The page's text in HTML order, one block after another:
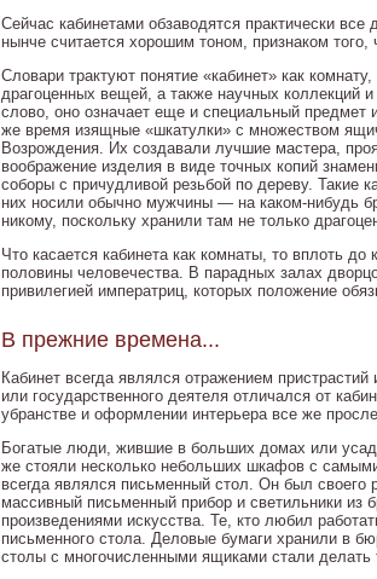
Сейчас кабинетами обзаводятся практически
нынче считается хорошим тоном, признаком того,
Словари трактуют понятие «кабинет» как
драгоценных вещей, а также научных коллекций
слово, оно означает еще и специальный предмет
же время изящные «шкатулки» с множеством
Возрождения. Их создавали лучшие мастера,
воображение изделия в виде точных копий
соборы с причудливой резьбой по дереву. Такие
них носили обычно мужчины — на каком-нибудь
никому, поскольку хранили там не только
Что касается кабинета как комнаты, то вплоть
половины человечества. В парадных залах
привилегией императриц, которых положение
В прежние времена...
Кабинет всегда являлся отражением
или государственного деятеля отличался от
убранстве и оформлении интерьера все же
Богатые люди, жившие в больших домах или
же стояли несколько небольших шкафов с
всегда являлся письменный стол. Он был
массивный письменный прибор и светильники из
произведениями искусства. Те, кто любил
письменного стола. Деловые бумаги хранили в
столы с многочисленными ящиками стали делать